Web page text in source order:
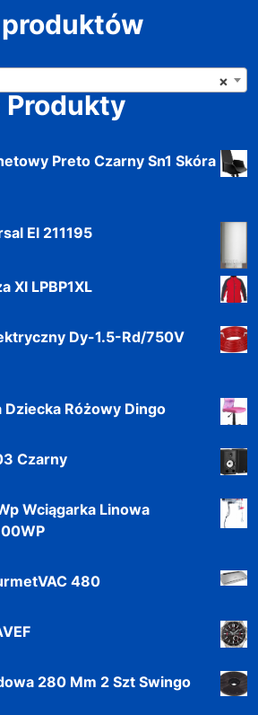
×
Produkty
Preto Czarny Sn1 Skóra
El 211195
Xl LPBP1XL
Dy-1.5-Rd/750V
Różowy Dingo
Czarny
Wciągarka Linowa
480
280 Mm 2 Szt Swingo